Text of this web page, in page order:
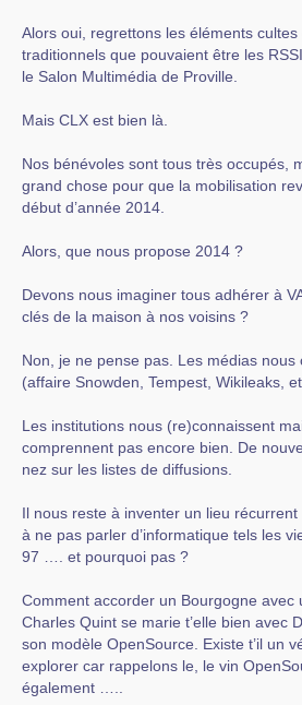
Alors oui, regrettons les éléments
traditionnels que pouvaient être les
le Salon Multimédia de Proville.
Mais CLX est bien là.
Nos bénévoles sont tous très occupés,
grand chose pour que la mobilisation
début d’année 2014.
Alors, que nous propose 2014 ?
Devons nous imaginer tous adhérer à
clés de la maison à nos voisins ?
Non, je ne pense pas. Les médias
(affaire Snowden, Tempest, Wikileaks,
Les institutions nous (re)connaissent
comprennent pas encore bien. De
nez sur les listes de diffusions.
Il nous reste à inventer un lieu
à ne pas parler d’informatique tels les
97 …. et pourquoi pas ?
Comment accorder un Bourgogne avec
Charles Quint se marie t’elle bien avec
son modèle OpenSource. Existe t’il un
explorer car rappelons le, le vin
également …..